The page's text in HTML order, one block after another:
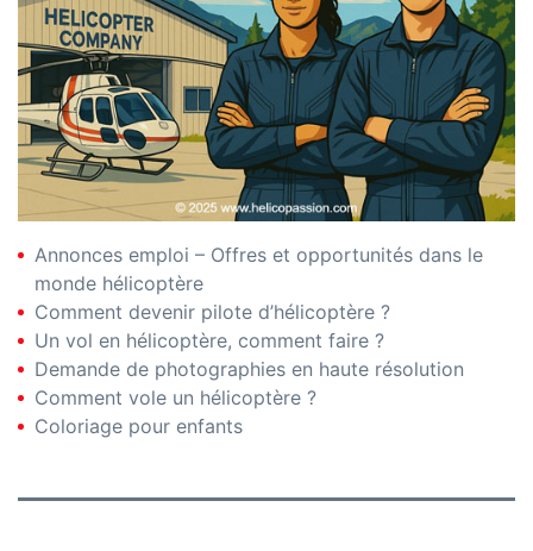
Annonces emploi – Offres et opportunités dans le
monde hélicoptère
Comment devenir pilote d’hélicoptère ?
Un vol en hélicoptère, comment faire ?
Demande de photographies en haute résolution
Comment vole un hélicoptère ?
Coloriage pour enfants